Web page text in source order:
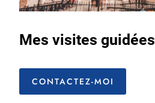
Mes visites guidées
CONTACTEZ-MOI